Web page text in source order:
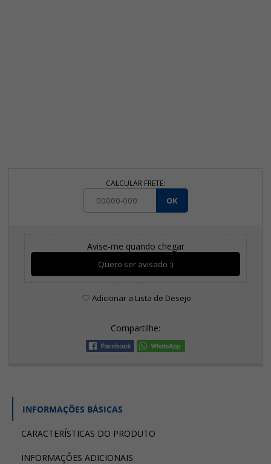
CALCULAR FRETE:
OK
Avise-me quando chegar
Quero ser avisado :)
Adicionar a Lista de Desejo
Compartilhe:
INFORMAÇÕES BÁSICAS
CARACTERÍSTICAS DO PRODUTO
INFORMAÇÕES ADICIONAIS